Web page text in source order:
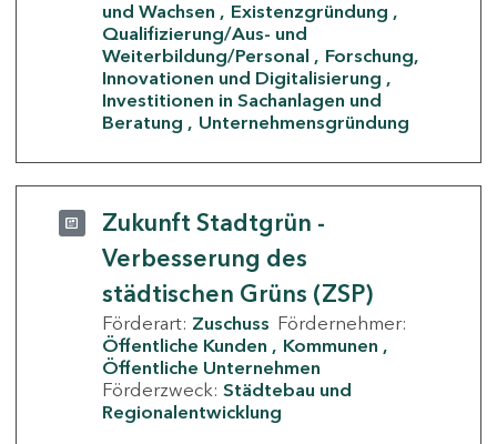
und Wachsen
Existenzgründung
Qualifizierung/Aus- und
Weiterbildung/Personal
Forschung,
Innovationen und Digitalisierung
Investitionen in Sachanlagen und
Beratung
Unternehmensgründung
Zukunft Stadtgrün -
Verbesserung des
städtischen Grüns (ZSP)
Förderart: Zuschuss Fördernehmer:
Öffentliche Kunden
Kommunen
Öffentliche Unternehmen
Förderzweck: Städtebau und
Regionalentwicklung